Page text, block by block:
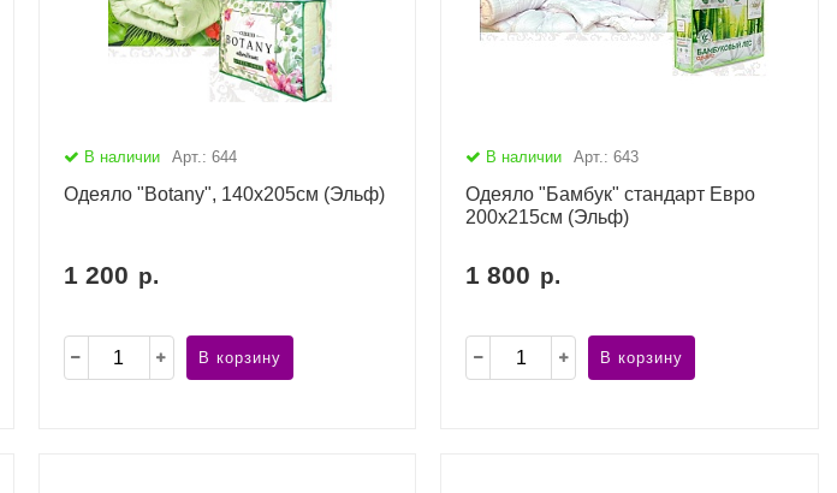
В наличии Арт.: 644
Одеяло "Botany", 140х205см (Эльф)
1 200 р.
В корзину
В наличии Арт.: 643
Одеяло "Бамбук" стандарт Евро
200х215см (Эльф)
1 800 р.
В корзину